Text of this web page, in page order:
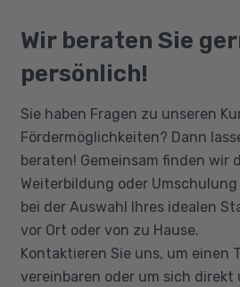
Entwicklung von Kindern:
kindlichen Entwicklung
der Schulbegleitung
Ansatz, Resilienz)
Stärkung der
Umgang mit
Begleitung bei der
Assistenz im Bereich des
polizeiliches
einwandfrei und nicht älter
ist. Dieses stellt die
Ferner müssen Interessierte
Jahre alt sein und sichere
in Wort und Schrift (mind.
sowie grundlegende
mitbringen. Empfohlen ist
max. sechswöchiges
(schulischen) Einrichtung vor
Qualifizierungschancengesetz
Berufliche Rehabilitation
Wir beraten Sie
persönlich!
Sie haben Fragen zu unseren
Fördermöglichkeiten? Dann
beraten! Gemeinsam finden wir
Weiterbildung oder
bei der Auswahl Ihres idealen
vor Ort oder von zu Hause.
Kontaktieren Sie uns, um einen
vereinbaren oder um sich direkt